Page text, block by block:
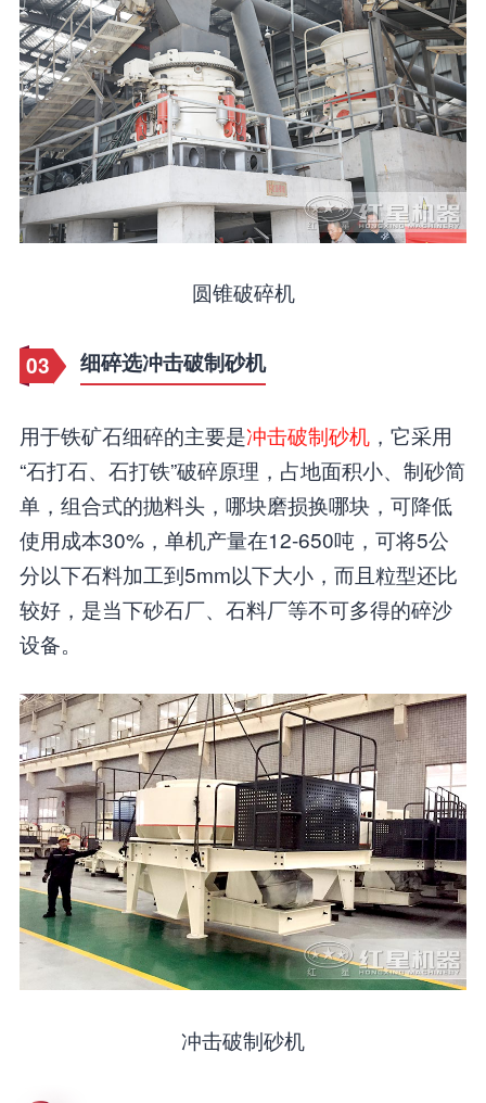
圆锥破碎机
03 细碎选冲击破制砂机
用于铁矿石细碎的主要是冲击破制砂机，它采用
“石打石、石打铁”破碎原理，占地面积小、制砂简
单，组合式的抛料头，哪块磨损换哪块，可降低
使用成本30%，单机产量在12-650吨，可将5公
分以下石料加工到5mm以下大小，而且粒型还比
较好，是当下砂石厂、石料厂等不可多得的碎沙
设备。
冲击破制砂机